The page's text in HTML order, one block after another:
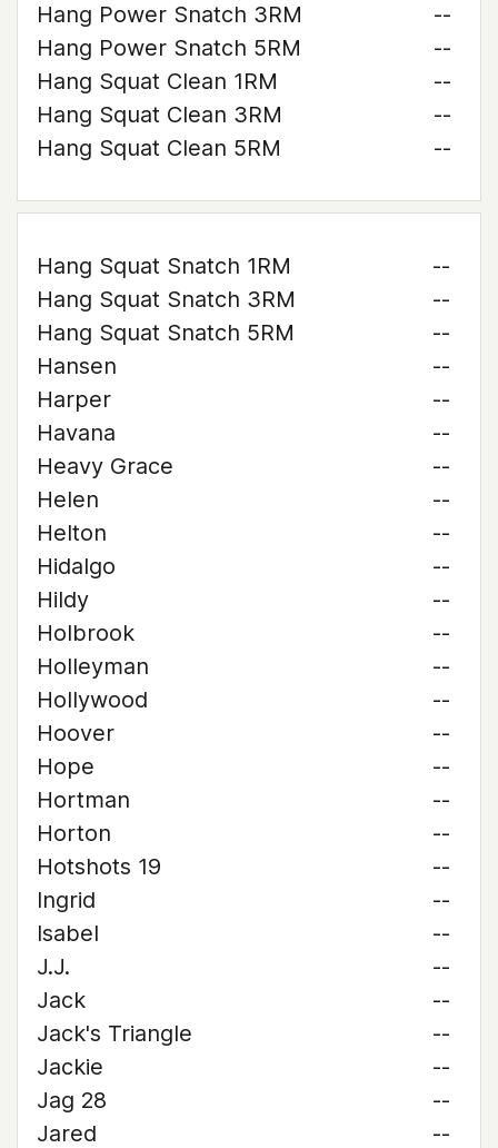
Hang Power Snatch 3RM
--
Hang Power Snatch 5RM
--
Hang Squat Clean 1RM
--
Hang Squat Clean 3RM
--
Hang Squat Clean 5RM
--
Hang Squat Snatch 1RM
--
Hang Squat Snatch 3RM
--
Hang Squat Snatch 5RM
--
Hansen
--
Harper
--
Havana
--
Heavy Grace
--
Helen
--
Helton
--
Hidalgo
--
Hildy
--
Holbrook
--
Holleyman
--
Hollywood
--
Hoover
--
Hope
--
Hortman
--
Horton
--
Hotshots 19
--
Ingrid
--
Isabel
--
J.J.
--
Jack
--
Jack's Triangle
--
Jackie
--
Jag 28
--
Jared
--